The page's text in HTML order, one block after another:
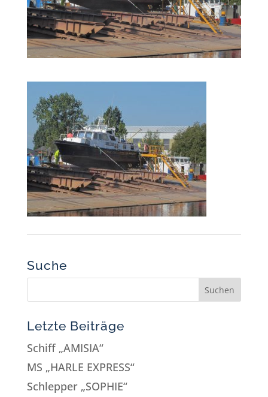
Suche
Letzte Beiträge
Schiff „AMISIA“
MS „HARLE EXPRESS“
Schlepper „SOPHIE“